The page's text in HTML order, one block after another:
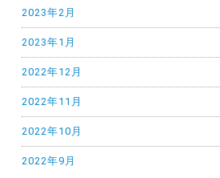
2023年2月
2023年1月
2022年12月
2022年11月
2022年10月
2022年9月